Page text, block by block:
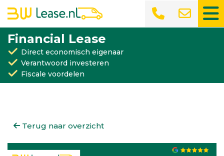
Financial Lease
Direct economisch eigenaar
Verantwoord investeren
Fiscale voordelen
Terug naar overzicht